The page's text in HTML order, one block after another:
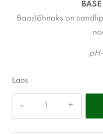
Baaslõhnaks on
Laos